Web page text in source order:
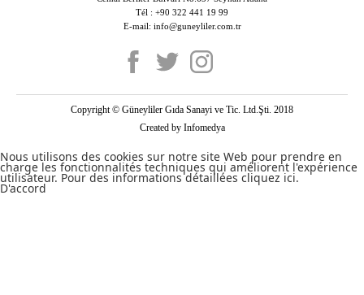
Tél : +90 322 441 19 99
E-mail: info@guneyliler.com.tr
Copyright © Güneyliler Gıda Sanayi ve Tic. Ltd.Şti. 2018
Created by Infomedya
Nous utilisons des cookies sur notre site Web pour prendre en
charge les fonctionnalités techniques qui améliorent l'expérience
utilisateur. Pour des informations détaillées cliquez ici.
D'accord